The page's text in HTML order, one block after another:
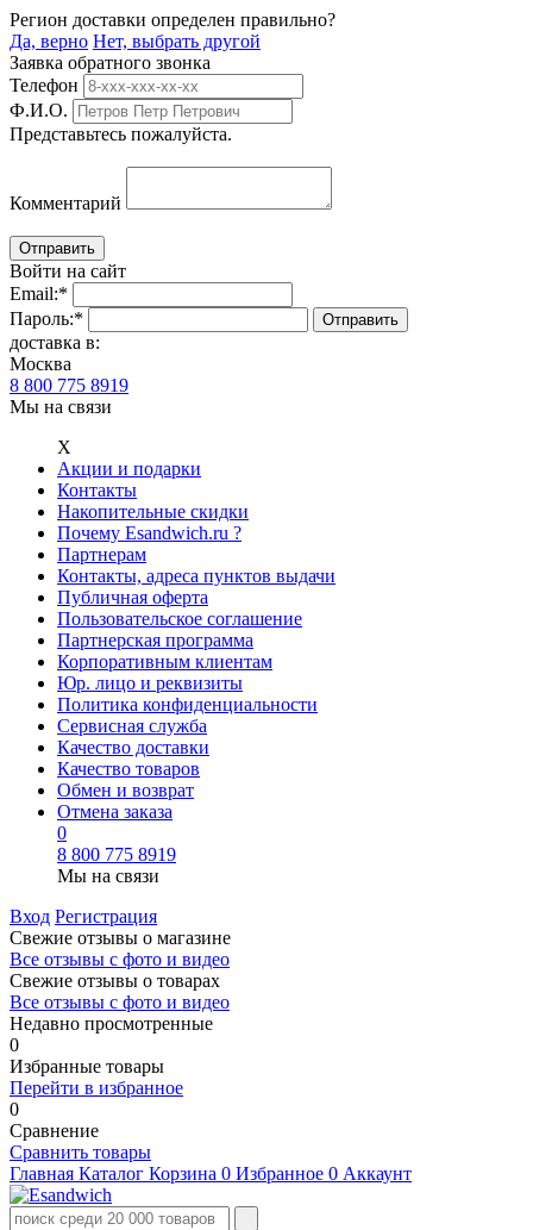
Регион доставки определен правильно?
Да, верно Нет, выбрать другой
Заявка обратного звонка
Телефон
Ф.И.О.
Представьтесь пожалуйста.
Комментарий
Войти на сайт
Email:*
Пароль:*
доставка в:
Москва
8 800 775 8919
Мы на связи
Х
Акции и подарки
Контакты
Накопительные скидки
Почему Esandwich.ru ?
Партнерам
Контакты, адреса пунктов выдачи
Публичная оферта
Пользовательское соглашение
Партнерская программа
Корпоративным клиентам
Юр. лицо и реквизиты
Политика конфиденциальности
Сервисная служба
Качество доставки
Качество товаров
Обмен и возврат
Отмена заказа
0
8 800 775 8919
Мы на связи
Вход Регистрация
Свежие отзывы о магазине
Все отзывы с фото и видео
Свежие отзывы о товарах
Все отзывы c фото и видео
Недавно просмотренные
0
Избранные товары
Перейти в избранное
0
Сравнение
Сравнить товары
Главная Каталог Корзина 0 Избранное 0 Аккаунт